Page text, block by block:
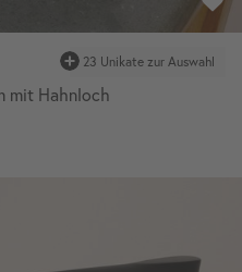
23 Unikate zur Auswahl
mit Hahnloch